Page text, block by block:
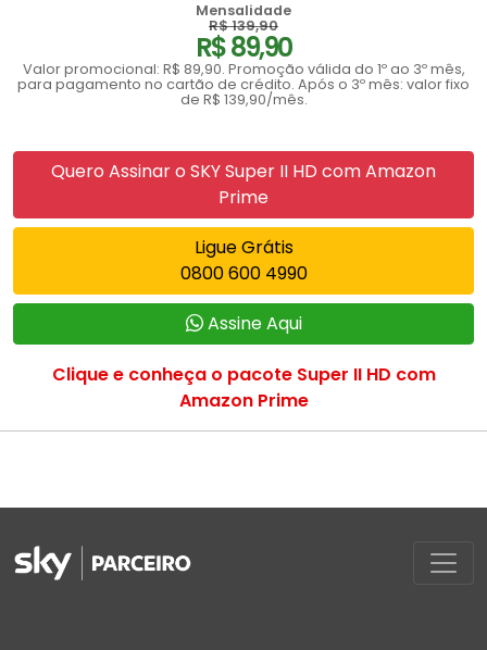
Mensalidade
R$ 139,90
R$ 89,90
Valor promocional: R$ 89,90. Promoção válida do 1º ao 3º mês,
para pagamento no cartão de crédito. Após o 3º mês: valor fixo
de R$ 139,90/mês.
Quero Assinar o SKY Super II HD com Amazon
Prime
Ligue Grátis
0800 600 4990
Assine Aqui
Clique e conheça o pacote Super II HD com
Amazon Prime